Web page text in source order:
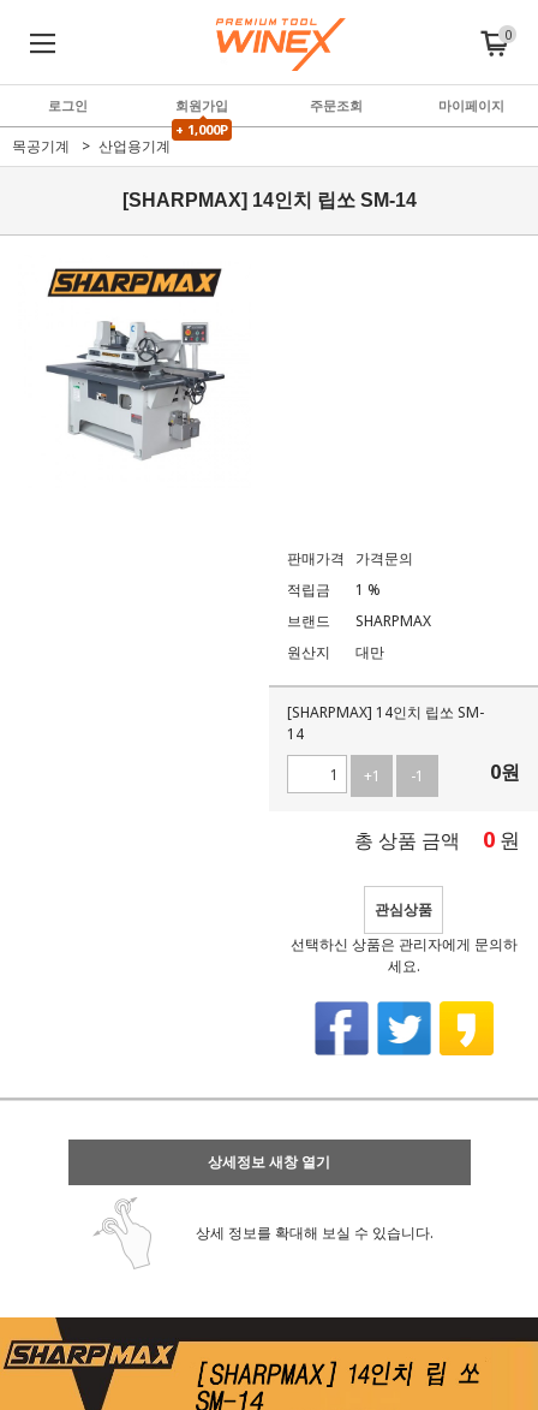
0
로그인
회원가입
+ 1,000P
주문조회 마이페이지
목공기계 산업용기계
[SHARPMAX] 14인치 립쏘 SM-14
판매가격
가격문의
적립금
1 %
브랜드
SHARPMAX
원산지
대만
[SHARPMAX] 14인치 립쏘 SM-
14
+1 -1 0원
총 상품 금액 0 원
관심상품
선택하신 상품은 관리자에게 문의하
세요.
상세정보 새창 열기
상세 정보를 확대해 보실 수 있습니다.